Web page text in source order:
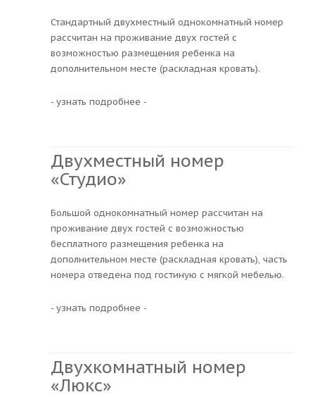
Стандартный двухместный однокомнатный номер
рассчитан на проживание двух гостей с
возможностью размещения ребенка на
дополнительном месте (раскладная кровать).
- узнать подробнее -
Двухместный номер
«Студио»
Большой однокомнатный номер рассчитан на
проживание двух гостей с возможностью
бесплатного размещения ребенка на
дополнительном месте (раскладная кровать), часть
номера отведена под гостиную с мягкой мебелью.
- узнать подробнее -
Двухкомнатный номер
«Люкс»